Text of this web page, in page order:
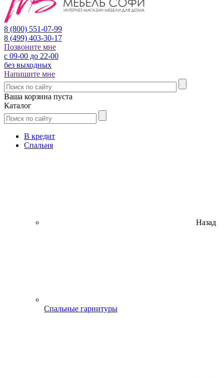
8 (800) 551-07-99
8 (499) 403-30-17
Позвоните мне
с 09-00 до 22-00
без выходных
Напишите мне
Ваша корзина пуста
Каталог
В кредит
Спальня
Назад
Спальные гарнитуры